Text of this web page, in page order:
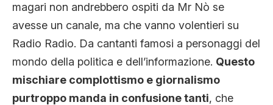
magari non andrebbero ospiti da Mr Nò se
avesse un canale, ma che vanno volentieri su
Radio Radio. Da cantanti famosi a personaggi del
mondo della politica e dell’informazione. Questo
mischiare complottismo e giornalismo
purtroppo manda in confusione tanti, che